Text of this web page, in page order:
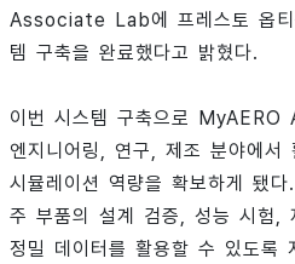
Associate Lab에 프레스토 옵
템 구축을 완료했다고 밝혔다.
이번 시스템 구축으로
엔지니어링, 연구, 제조 분야에
시뮬레이션 역량을 확보하게 됐
주 부품의 설계 검증, 성능 시험,
정밀 데이터를 활용할 수 있도록